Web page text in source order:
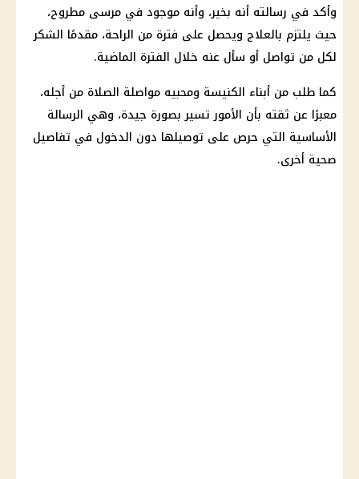
وأكد في رسالته أنه بخير، وأنه موجود في مرسى مطروح،
حيث يلتزم بالعلاج ويحصل على فترة من الراحة، مقدمًا الشكر
لكل من تواصل أو سأل عنه خلال الفترة الماضية.
كما طلب من أبناء الكنيسة ومحبيه مواصلة الصلاة من أجله،
معبرًا عن ثقته بأن الأمور تسير بصورة جيدة، وهي الرسالة
الأساسية التي حرص على توصيلها دون الدخول في تفاصيل
صحية أخرى.